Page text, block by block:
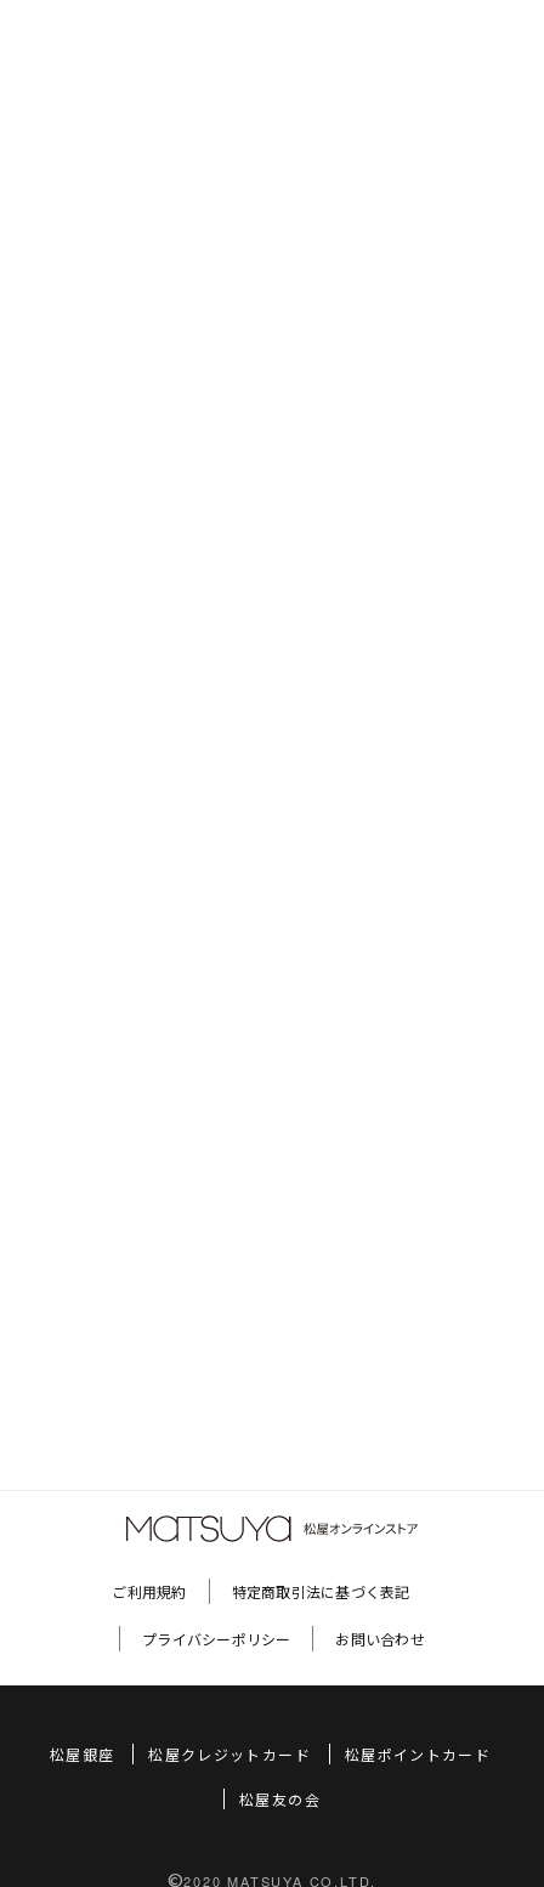
ご利用規約 特定商取引法に基づく表記
プライバシーポリシー お問い合わせ
松屋銀座 松屋クレジットカード 松屋ポイントカード
松屋友の会
©2020 MATSUYA CO,LTD.